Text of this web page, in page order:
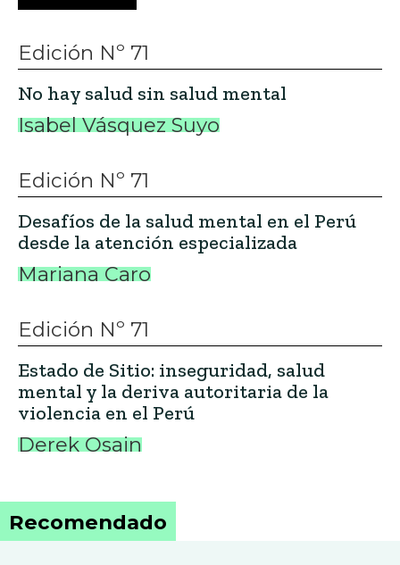
Edición Nº 71
No hay salud sin salud mental
Isabel Vásquez Suyo
Edición Nº 71
Desafíos de la salud mental en el Perú
desde la atención especializada
Mariana Caro
Edición Nº 71
Estado de Sitio: inseguridad, salud
mental y la deriva autoritaria de la
violencia en el Perú
Derek Osain
Recomendado